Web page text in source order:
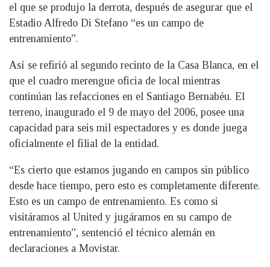
el que se produjo la derrota, después de asegurar que el
Estadio Alfredo Di Stefano “es un campo de
entrenamiento”.
Así se refirió al segundo recinto de la Casa Blanca, en el
que el cuadro merengue oficia de local mientras
continúan las refacciones en el Santiago Bernabéu. El
terreno, inaugurado el 9 de mayo del 2006, posee una
capacidad para seis mil espectadores y es donde juega
oficialmente el filial de la entidad.
“Es cierto que estamos jugando en campos sin público
desde hace tiempo, pero esto es completamente diferente.
Esto es un campo de entrenamiento. Es como si
visitáramos al United y jugáramos en su campo de
entrenamiento”, sentenció el técnico alemán en
declaraciones a Movistar.